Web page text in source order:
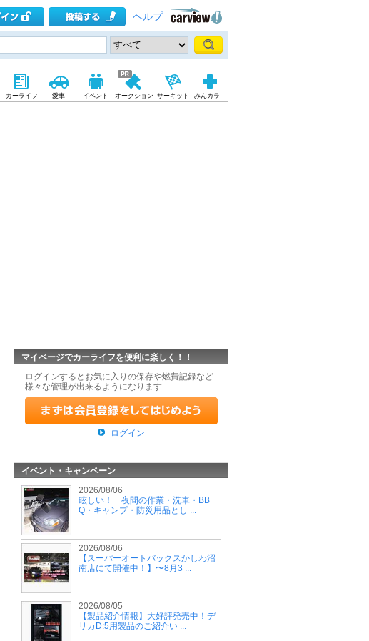
ヘルプ
カーライフ 愛車 イベント オークション サーキット みんカラ＋
マイページでカーライフを便利に楽しく！！
ログインするとお気に入りの保存や燃費記録など
様々な管理が出来るようになります
ログイン
イベント・キャンペーン
2026/08/06
眩しい！ 夜間の作業・洗車・BB
Q・キャンプ・防災用品とし ...
2026/08/06
【スーパーオートバックスかしわ沼
南店にて開催中！】〜8月3 ...
2026/08/05
【製品紹介情報】大好評発売中！デ
リカD:5用製品のご紹介い ...